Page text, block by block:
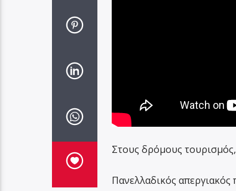
Στους δρόμους τουρισμός,
Πανελλαδικός